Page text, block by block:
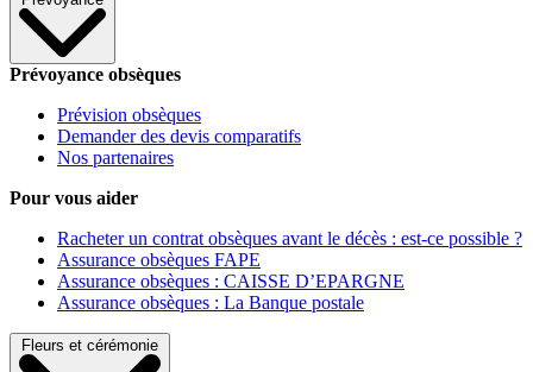
Prévoyance obsèques
Prévision obsèques
Demander des devis comparatifs
Nos partenaires
Pour vous aider
Racheter un contrat obsèques avant le décès : est-ce possible ?
Assurance obsèques FAPE
Assurance obsèques : CAISSE D’EPARGNE
Assurance obsèques : La Banque postale
Fleurs et cérémonie